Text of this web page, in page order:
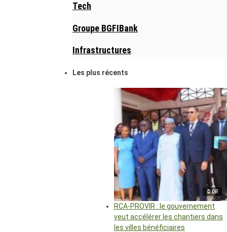
Tech
Groupe BGFIBank
Infrastructures
Les plus récents
© DR
RCA-PROVIR : le gouvernement
veut accélérer les chantiers dans
les villes bénéficiaires